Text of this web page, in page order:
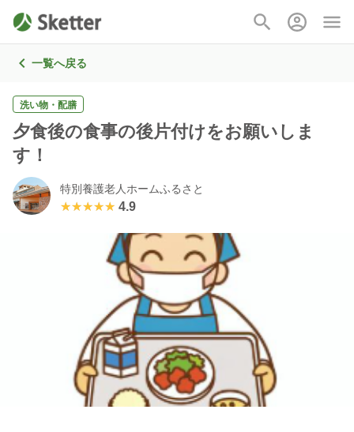
一覧へ戻る
洗い物・配膳
夕食後の食事の後片付けをお願いしま
す！
特別養護老人ホームふるさと
★★★★★
★★★★★ 4.9